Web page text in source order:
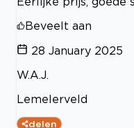
Beveelt aan
28 January 2025
W.A.J.
Lemelerveld
delen